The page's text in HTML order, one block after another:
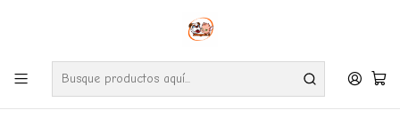
Envíos gratuitos por compras desde $24.990 en la RM (Comunas informadas
Ve nuestras zonas de cobertura diaria.
Inicio Perros Alimentos N&D Mini Adulto Pumpkin 2.5 Kg